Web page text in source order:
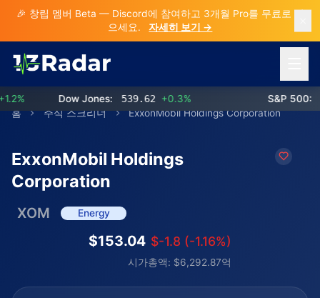
🎉 창립 멤버 Beta — Discord에 참여하고 3개월 Pro를 무료로 받
으세요.
자세히 보기 →
Dow Jones: 539.62 +0.3% S&P 500:
홈
주식 스크리너 ExxonMobil Holdings Corporation
ExxonMobil Holdings
Corporation
XOM Energy
$153.04 $-1.8 (-1.16%)
시가총액: $6,292.87억